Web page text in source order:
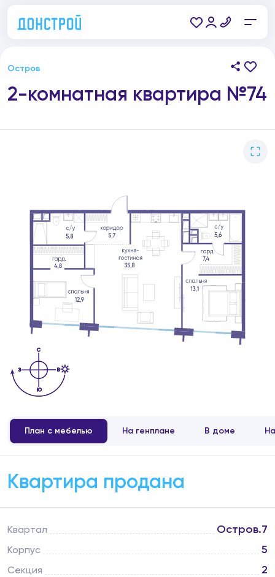
Остров
2-комнатная квартира №74
План с мебелью На генплане В доме
Квартал Остров.7
Корпус 5
Секция 2
Квартира продана